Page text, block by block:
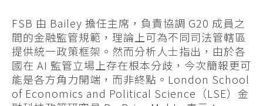
FSB 由 Bailey 擔任主席，負責協調 G20 成員之
間的金融監管規範，理論上可為不同司法管轄區
提供統一政策框架。然而分析人士指出，由於各
國在 AI 監管立場上存在根本分歧，今次簡報更可
能是各方角力開端，而非終點。London School
of Economics and Political Science（LSE）金